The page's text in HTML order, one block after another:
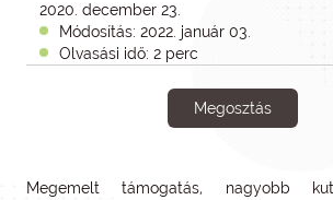
2020. december 23.
Módosítás: 2022. január 03.
Olvasási idő: 2 perc
Megosztás
Megemelt támogatás, nagyobb